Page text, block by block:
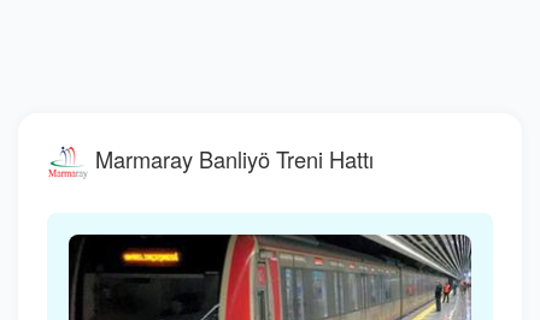
Marmaray Banliyö Treni Hattı